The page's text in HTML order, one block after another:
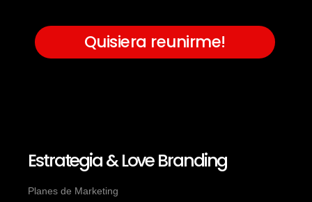
Quisiera reunirme!
Estrategia & Love Branding
Planes de Marketing